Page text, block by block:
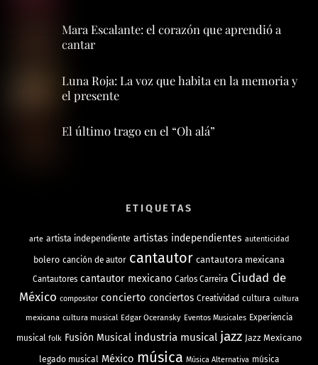
Mara Escalante: el corazón que aprendió a
cantar
Luna Roja: La voz que habita en la memoria y
el presente
El último trago en el “Oh alá”
ETIQUETAS
arte artista independiente artistas independientes autenticidad
bolero canción de autor cantautor cantautora mexicana
Cantautores cantautor mexicano Carlos Carreira Ciudad de
México compositor concierto conciertos Creatividad cultura cultura
mexicana cultura musical Edgar Oceransky Eventos Musicales Experiencia
musical folk Fusión Musical industria musical jazz Jazz Mexicano
legado musical México música Música Alternativa música